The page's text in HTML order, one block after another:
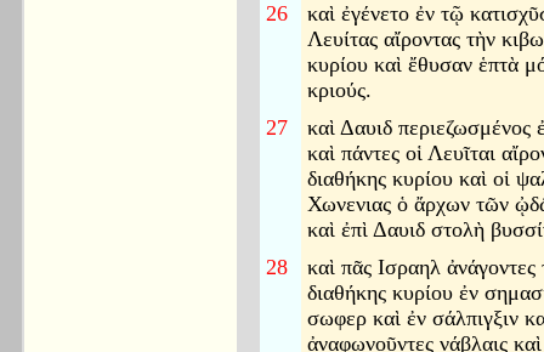
26
καὶ ἐγένετο ἐν τῷ
Λευίτας αἴροντας τὴν
κυρίου καὶ ἔθυσαν ἑπτὰ
κριούς.
27
καὶ Δαυιδ περιεζωσμένος
καὶ πάντες οἱ Λευῖται
διαθήκης κυρίου καὶ οἱ
Χωνενιας ὁ ἄρχων τῶν
καὶ ἐπὶ Δαυιδ στολὴ
28
καὶ πᾶς Ισραηλ ἀνάγοντες
διαθήκης κυρίου ἐν
σωφερ καὶ ἐν σάλπιγξιν
ἀναφωνοῦντες νάβλαις